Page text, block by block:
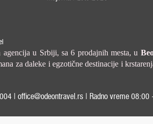
u Srbiji, sa 6 prodajnih mesta, u
za daleke i egzotične destinacije i
| office@odeontravel.rs | Radno vreme